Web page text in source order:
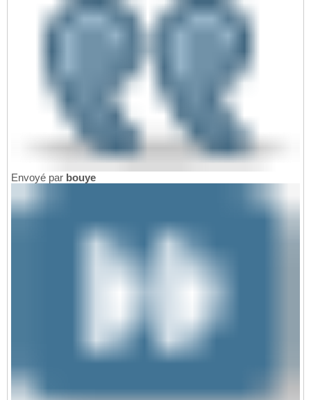
Envoyé par bouye